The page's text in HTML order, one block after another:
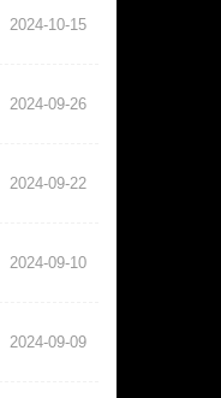
2024-10-15
2024-09-26
2024-09-22
2024-09-10
2024-09-09